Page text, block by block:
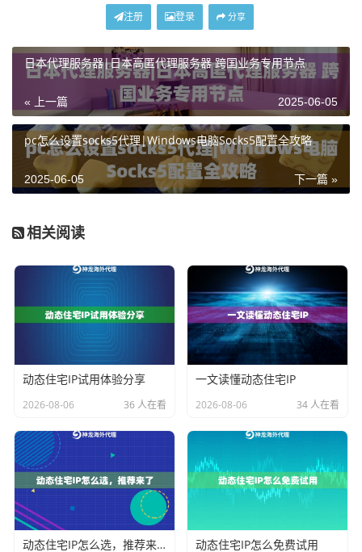
在地区列表里勾选需要的国家/城市节点
点击"立即生效"按钮
这里有个隐藏技巧：同时勾选多个地区会随机切换。比
如做跨境电商的，想模拟真实用户分布，可以一次性勾
选美国5个不同州的节点。神龙海外代理IP的节点池支持
批量选择，切换间隔能精确到秒级响应。
为啥网页版比软件版更靠谱？
客户端软件可能在系统里残留日志，而网页版关闭后就
像黑板擦过一样干净。实测对比发现：
网页工具
内存占用
0-0MB 5MB以下
即开即用
设备兼容 需对应系统版本 全平台通用
规避拥堵线路。他们的技术团队每周会更新节点质量数
据，把响应速度慢的节点自动降级处理。
常见问题排雷指南
注册 登录 分享
日本代理服务器|日本高匿代理服务器 跨国业务专用节点
« 上一篇 2025-06-05
pc怎么设置socks5代理|Windows电脑Socks5配置全攻略
下一篇 »
2025-06-05
相关阅读
动态住宅IP试用体验分享
2026-08-06 36 人在看
一文读懂动态住宅IP
2026-08-06 34 人在看
动态住宅IP怎么选，推荐来了 动态住宅IP怎么免费试用